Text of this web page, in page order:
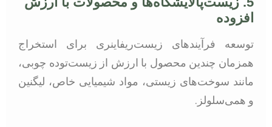
افزوده
توسعه فرآیندهای زیست‌ریفاینری برای استخراج
همزمان چندین محصول با ارزش از زیست‌توده چوبی،
مانند سوخت‌های زیستی، مواد شیمیایی خاص، لیگنین
و همی‌سلولز.